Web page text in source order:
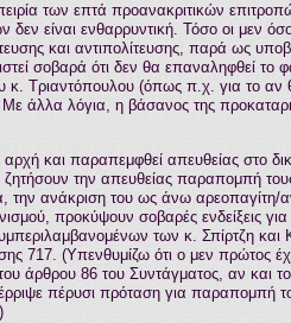
των επτά προανακριτικών
δεν είναι ενθαρρυντική. Τόσο οι μεν
και αντιπολίτευσης, παρά ως
σοβαρά ότι δεν θα επαναληφθεί
κ. Τριαντόπουλου (όπως π.χ. για το αν
άλλα λόγια, η βάσανος της
και παραπεμφθεί απευθείας στο
την απευθείας παραπομπή
την ανάκριση του ως άνω αρεοπαγίτη/
προκύψουν σοβαρές ενδείξεις για
των κ. Σπίρτζη
717. (Υπενθυμίζω ότι ο μεν πρώτος
86 του Συντάγματος, αν και το
πέρυσι πρόταση για